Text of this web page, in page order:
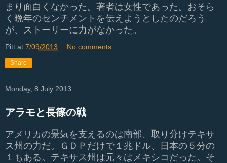
まり面白くなかった。著者は女性であった。おそら
く晩年のセンチメントを伝えようとしたのだろう
が、ストーリーに力がなかった。
Pitt at 7/09/2013 No comments:
Share
Monday, 8 July 2013
アラモと長篠の戦
アメリカの景気を支えるのは南部、取り分けテキサ
ス州の力だ。ＧＤＰだけで１兆ドル、日本の５分の
１もある。テキサス州は元々はメキシコだった。そ